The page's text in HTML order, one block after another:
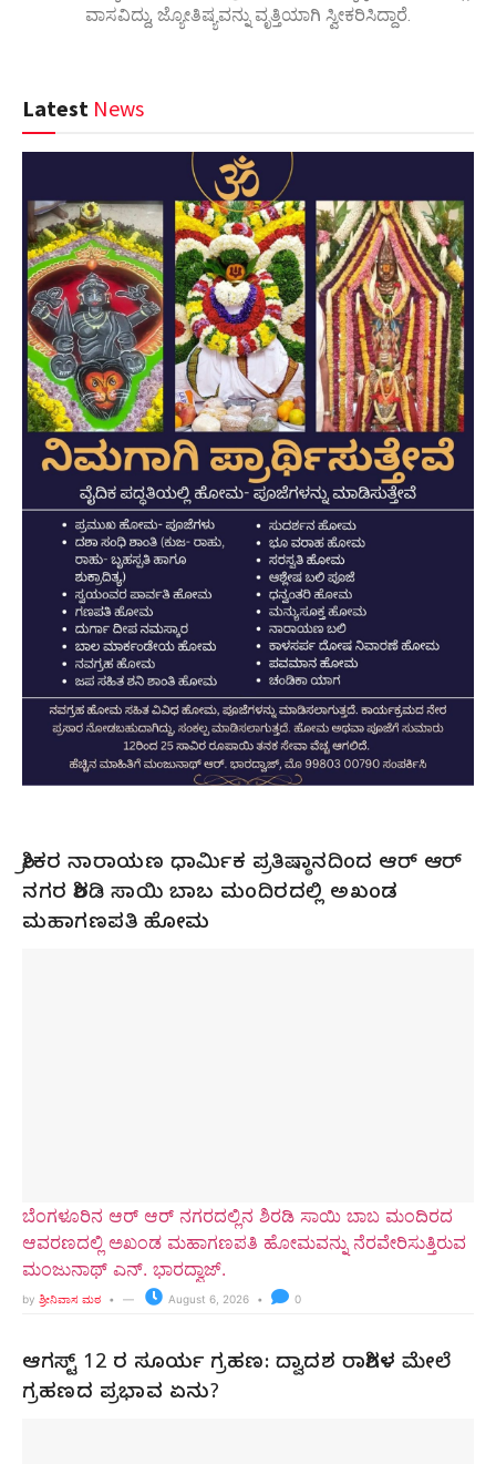
ವಾಸವಿದ್ದು, ಜ್ಯೋತಿಷ್ಯವನ್ನು ವೃತ್ತಿಯಾಗಿ ಸ್ವೀಕರಿಸಿದ್ದಾರೆ.
Latest News
ಶ್ರೀಕರ ನಾರಾಯಣ ಧಾರ್ಮಿಕ ಪ್ರತಿಷ್ಠಾನದಿಂದ ಆರ್ ಆರ್
ನಗರ ಶಿರಡಿ ಸಾಯಿ ಬಾಬ ಮಂದಿರದಲ್ಲಿ ಅಖಂಡ
ಮಹಾಗಣಪತಿ ಹೋಮ
ಬೆಂಗಳೂರಿನ ಆರ್ ಆರ್ ನಗರದಲ್ಲಿನ ಶಿರಡಿ ಸಾಯಿ ಬಾಬ ಮಂದಿರದ
ಆವರಣದಲ್ಲಿ ಅಖಂಡ ಮಹಾಗಣಪತಿ ಹೋಮವನ್ನು ನೆರವೇರಿಸುತ್ತಿರುವ
ಮಂಜುನಾಥ್ ಎನ್. ಭಾರದ್ವಾಜ್.
by ಶ್ರೀನಿವಾಸ ಮಠ August 6, 2026 0
ಆಗಸ್ಟ್ 12 ರ ಸೂರ್ಯ ಗ್ರಹಣ: ದ್ವಾದಶ ರಾಶಿಗಳ ಮೇಲೆ
ಗ್ರಹಣದ ಪ್ರಭಾವ ಏನು?